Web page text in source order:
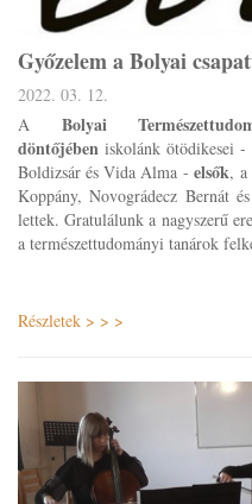
Győzelem a Bolyai
2022. 03. 12.
A Bolyai
döntőjében iskolánk ötödikesei
Boldizsár és Vida Alma -elsők, a
Koppány, Novográdecz Bernát
lettek. Gratulálunk a nagyszerű
a természettudományi tanárok
Részletek > > >